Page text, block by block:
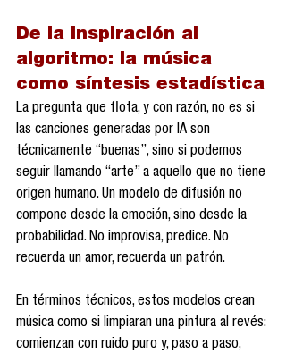
De la inspiración al
algoritmo: la música
como síntesis estadística
La pregunta que flota, y con razón, no es si
las canciones generadas por IA son
técnicamente “buenas”, sino si podemos
seguir llamando “arte” a aquello que no tiene
origen humano. Un modelo de difusión no
compone desde la emoción, sino desde la
probabilidad. No improvisa, predice. No
recuerda un amor, recuerda un patrón.
En términos técnicos, estos modelos crean
música como si limpiaran una pintura al revés:
comienzan con ruido puro y, paso a paso,